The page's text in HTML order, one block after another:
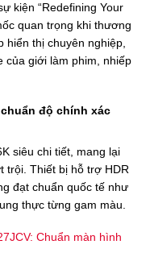
kiện “Redefining Your
quan trọng khi thương
hiển thị chuyên nghiệp,
của giới làm phim, nhiếp
chuẩn độ chính xác
siêu chi tiết, mang lại
trội. Thiết bị hỗ trợ HDR
đạt chuẩn quốc tế như
thực từng gam màu.